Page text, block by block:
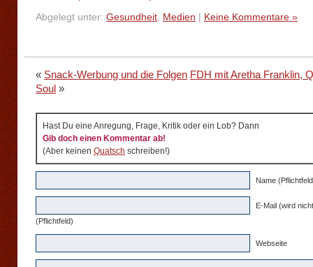
Abgelegt unter: Gesundheit, Medien Keine Kommentare »
« Snack-Werbung und die Folgen FDH mit Aretha Franklin,
Soul »
Hast Du eine Anregung, Frage, Kritik oder ein Lob? Dann
Gib doch einen Kommentar ab!
(Aber keinen Quatsch schreiben!)
Name
E-Mail (wird
(Pflichtfeld)
Webseite